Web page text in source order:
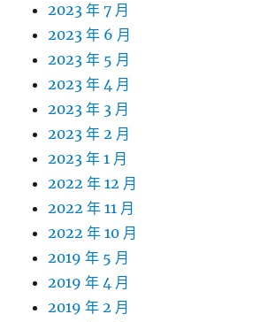
2023 年 7 月
2023 年 6 月
2023 年 5 月
2023 年 4 月
2023 年 3 月
2023 年 2 月
2023 年 1 月
2022 年 12 月
2022 年 11 月
2022 年 10 月
2019 年 5 月
2019 年 4 月
2019 年 2 月